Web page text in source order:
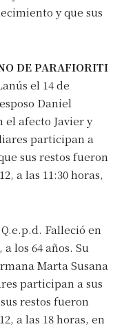
y que sus
DE PARAFIORITI
el 14 de
Daniel
afecto Javier y
participan a
sus restos fueron
a las 11:30 horas,
Falleció en
los 64 años. Su
Marta Susana
participan a sus
restos fueron
a las 18 horas, en